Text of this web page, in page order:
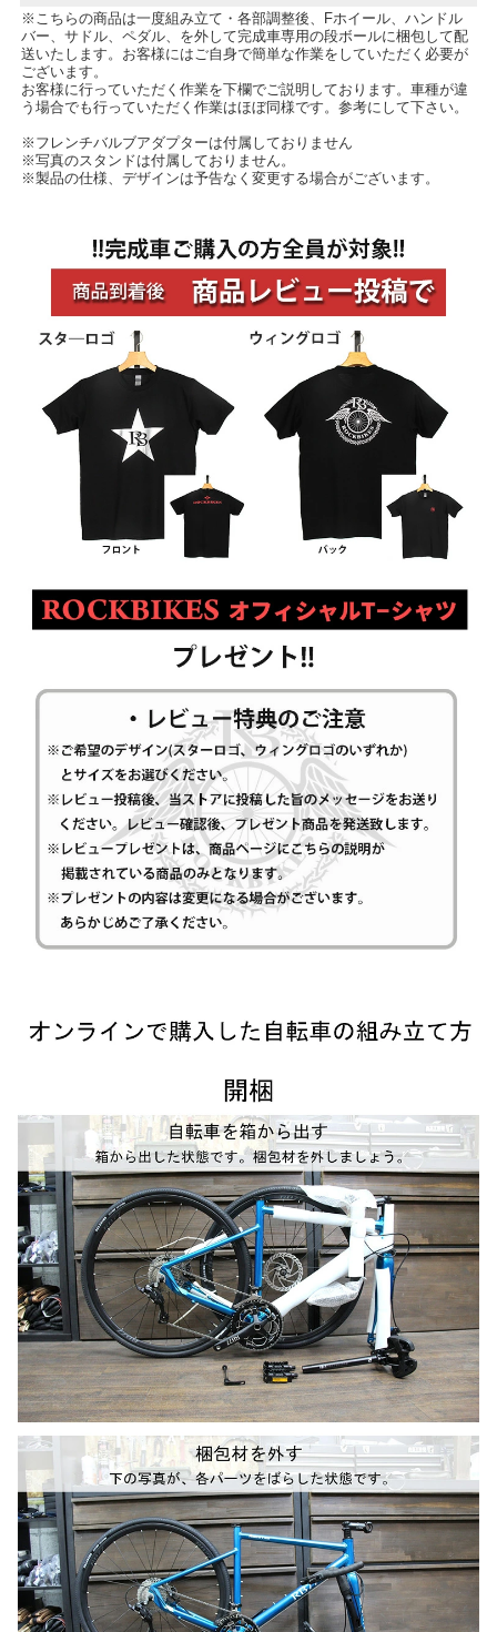
※こちらの商品は一度組み立て・各部調整後、Fホイール、ハンドル
バー、サドル、ペダル、を外して完成車専用の段ボールに梱包して配
送いたします。お客様にはご自身で簡単な作業をしていただく必要が
ございます。
お客様に行っていただく作業を下欄でご説明しております。車種が違
う場合でも行っていただく作業はほぼ同様です。参考にして下さい。
※フレンチバルブアダプターは付属しておりません
※写真のスタンドは付属しておりません。
※製品の仕様、デザインは予告なく変更する場合がございます。